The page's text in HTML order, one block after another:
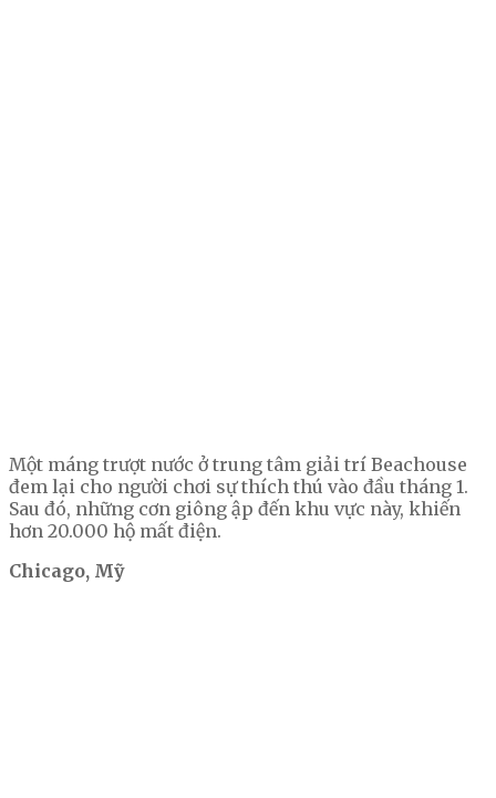
Một máng trượt nước ở trung tâm giải trí Beachouse
đem lại cho người chơi sự thích thú vào đầu tháng 1.
Sau đó, những cơn giông ập đến khu vực này, khiến
hơn 20.000 hộ mất điện.
Chicago, Mỹ